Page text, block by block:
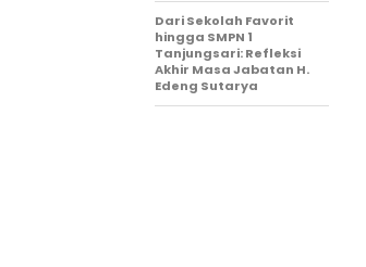
Dari Sekolah Favorit
hingga SMPN 1
Tanjungsari: Refleksi
Akhir Masa Jabatan H.
Edeng Sutarya